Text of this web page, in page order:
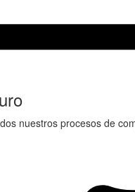
nuestros procesos de